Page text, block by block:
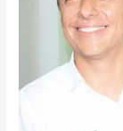
chicharrón»
Puentes
Castro